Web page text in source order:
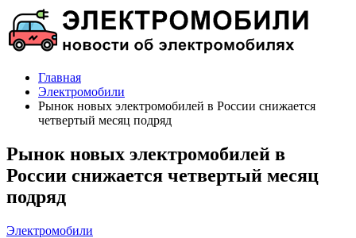
Главная
Электромобили
Рынок новых электромобилей в России снижается
четвертый месяц подряд
Рынок новых электромобилей в
России снижается четвертый месяц
подряд
Электромобили